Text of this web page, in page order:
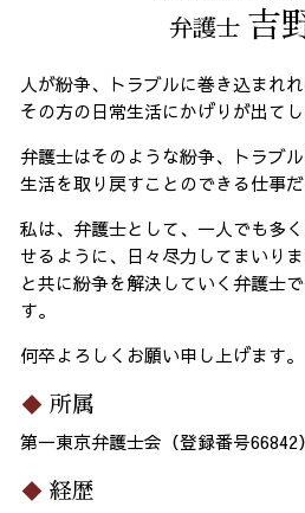
弁護士 吉
人が紛争、トラブルに巻き込まれ
その方の日常生活にかげりが出てし
弁護士はそのような紛争、トラブ
生活を取り戻すことのできる仕事だ
私は、弁護士として、一人でも多
せるように、日々尽力してまいり
と共に紛争を解決していく弁護士
す。
何卒よろしくお願い申し上げます。
所属
第一東京弁護士会（登録番号66842）
経歴